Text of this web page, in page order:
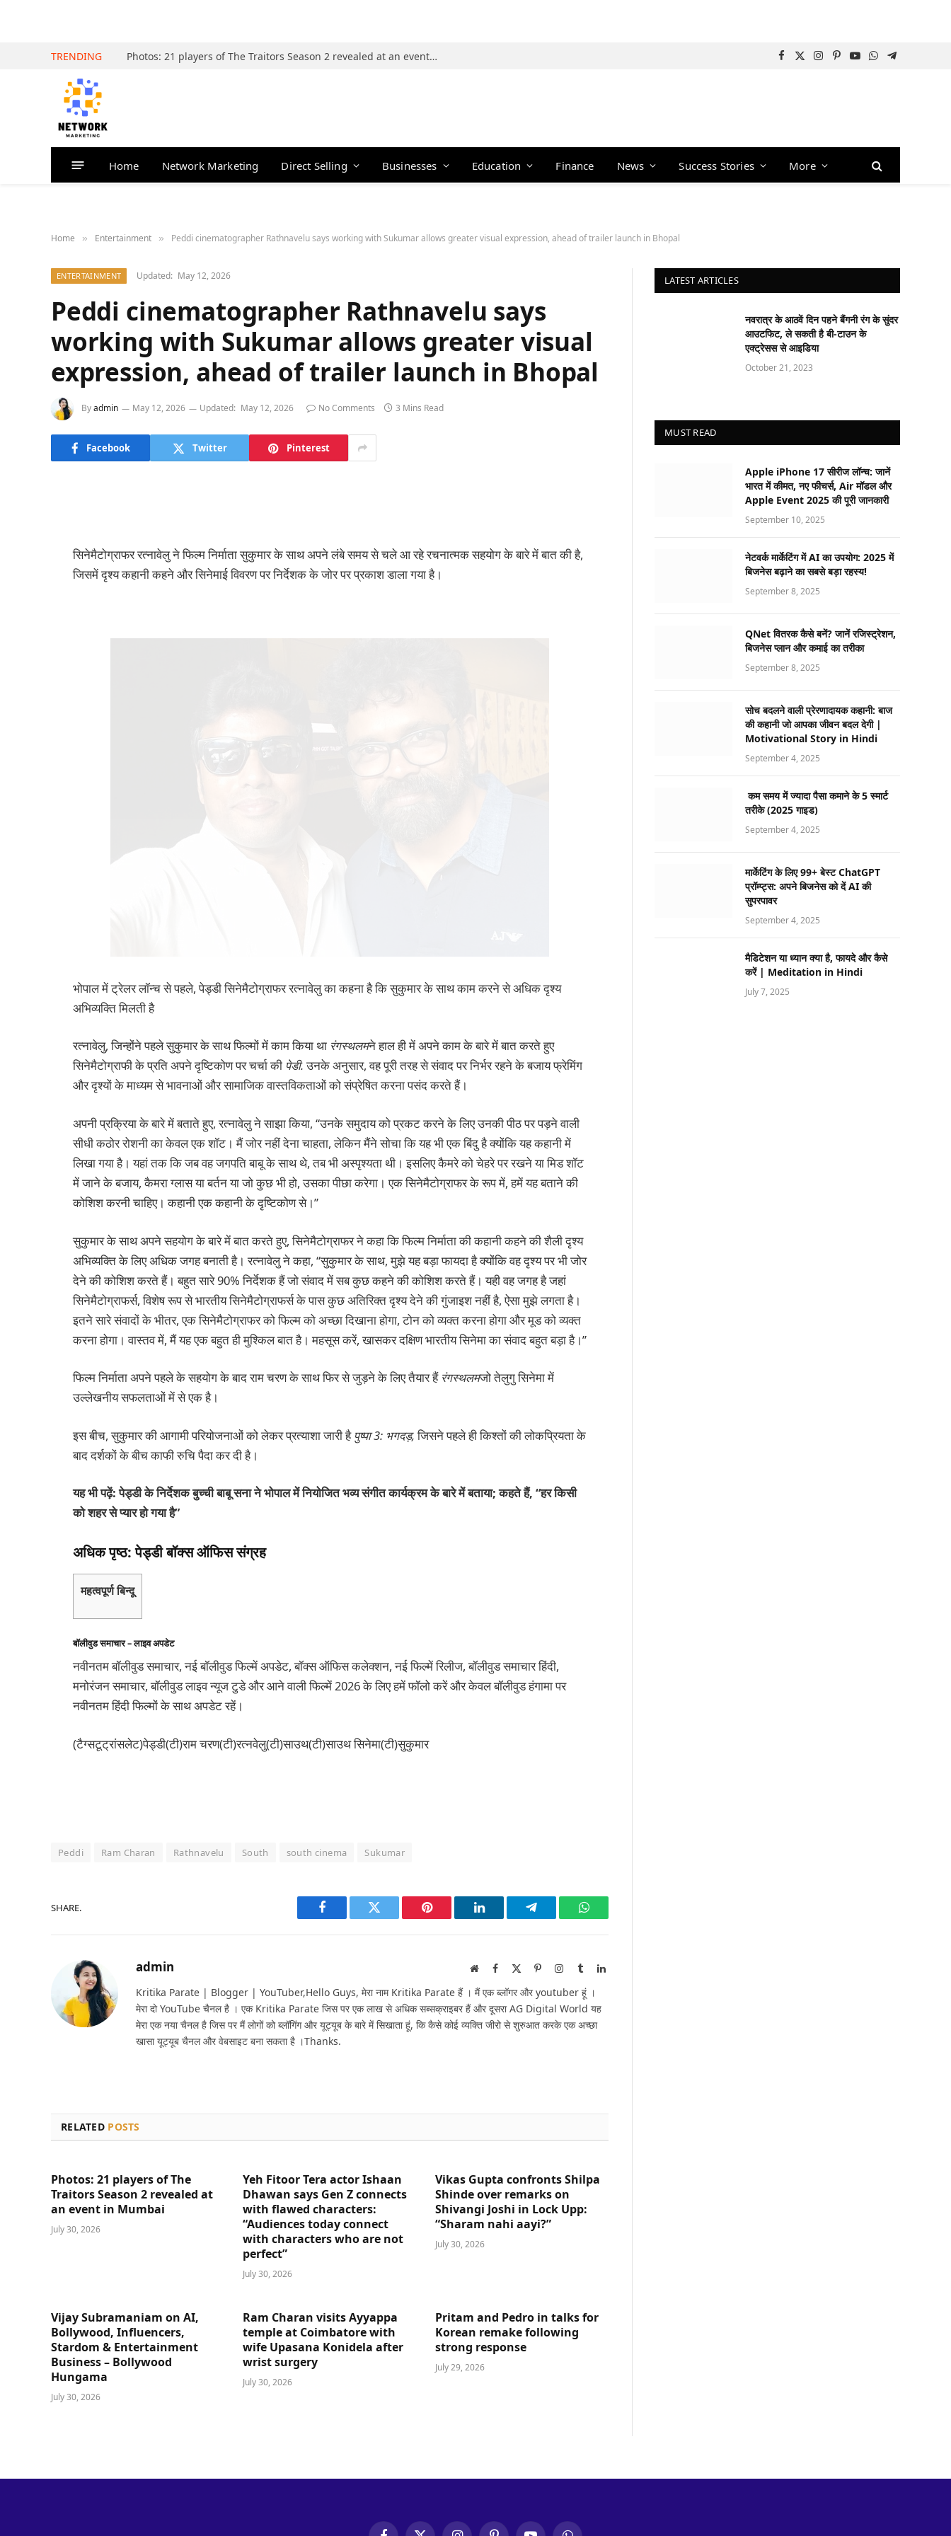
TRENDING Photos: 21 players of The Traitors Season 2 revealed at an event in Mumbai Facebook
X
Instagram
Pinterest
YouTube
WhatsApp
Telegram
Home Network Marketing Direct Selling Businesses Education Finance News Success Stories More
Home » Entertainment » Peddi cinematographer Rathnavelu says working with Sukumar allows greater visual expression, ahead of trailer launch in Bhopal
ENTERTAINMENT Updated: May 12, 2026
Peddi cinematographer Rathnavelu says
working with Sukumar allows greater visual
expression, ahead of trailer launch in Bhopal
Byadmin May 12, 2026 Updated: May 12, 2026 No Comments 3 Mins Read
Facebook Twitter Pinterest
सिनेमैटोग्राफर रत्नावेलु ने फिल्म निर्माता सुकुमार के साथ अपने लंबे समय से चले आ रहे रचनात्मक सहयोग के बारे में बात की है,
जिसमें दृश्य कहानी कहने और सिनेमाई विवरण पर निर्देशक के जोर पर प्रकाश डाला गया है।
भोपाल में ट्रेलर लॉन्च से पहले, पेड्डी सिनेमैटोग्राफर रत्नावेलु का कहना है कि सुकुमार के साथ काम करने से अधिक दृश्य
अभिव्यक्ति मिलती है
रत्नावेलु, जिन्होंने पहले सुकुमार के साथ फिल्मों में काम किया था रंगस्थलमने हाल ही में अपने काम के बारे में बात करते हुए
सिनेमैटोग्राफी के प्रति अपने दृष्टिकोण पर चर्चा की पेडी.उनके अनुसार, वह पूरी तरह से संवाद पर निर्भर रहने के बजाय फ्रेमिंग
और दृश्यों के माध्यम से भावनाओं और सामाजिक वास्तविकताओं को संप्रेषित करना पसंद करते हैं।
अपनी प्रक्रिया के बारे में बताते हुए, रत्नावेलु ने साझा किया, “उनके समुदाय को प्रकट करने के लिए उनकी पीठ पर पड़ने वाली
सीधी कठोर रोशनी का केवल एक शॉट। मैं जोर नहीं देना चाहता, लेकिन मैंने सोचा कि यह भी एक बिंदु है क्योंकि यह कहानी में
लिखा गया है। यहां तक कि जब वह जगपति बाबू के साथ थे, तब भी अस्पृश्यता थी। इसलिए कैमरे को चेहरे पर रखने या मिड शॉट
में जाने के बजाय, कैमरा ग्लास या बर्तन या जो कुछ भी हो, उसका पीछा करेगा। एक सिनेमैटोग्राफर के रूप में, हमें यह बताने की
कोशिश करनी चाहिए। कहानी एक कहानी के दृष्टिकोण से।”
सुकुमार के साथ अपने सहयोग के बारे में बात करते हुए, सिनेमैटोग्राफर ने कहा कि फिल्म निर्माता की कहानी कहने की शैली दृश्य
अभिव्यक्ति के लिए अधिक जगह बनाती है। रत्नावेलु ने कहा, “सुकुमार के साथ, मुझे यह बड़ा फायदा है क्योंकि वह दृश्य पर भी जोर
देने की कोशिश करते हैं। बहुत सारे 90% निर्देशक हैं जो संवाद में सब कुछ कहने की कोशिश करते हैं। यही वह जगह है जहां
सिनेमैटोग्राफर्स, विशेष रूप से भारतीय सिनेमैटोग्राफर्स के पास कुछ अतिरिक्त दृश्य देने की गुंजाइश नहीं है, ऐसा मुझे लगता है।
इतने सारे संवादों के भीतर, एक सिनेमैटोग्राफर को फिल्म को अच्छा दिखाना होगा, टोन को व्यक्त करना होगा और मूड को व्यक्त
करना होगा। वास्तव में, मैं यह एक बहुत ही मुश्किल बात है। महसूस करें, खासकर दक्षिण भारतीय सिनेमा का संवाद बहुत बड़ा है।”
फिल्म निर्माता अपने पहले के सहयोग के बाद राम चरण के साथ फिर से जुड़ने के लिए तैयार हैं रंगस्थलमजो तेलुगु सिनेमा में
उल्लेखनीय सफलताओं में से एक है।
इस बीच, सुकुमार की आगामी परियोजनाओं को लेकर प्रत्याशा जारी है पुष्पा 3: भगदड़,जिसने पहले ही किश्तों की लोकप्रियता के
बाद दर्शकों के बीच काफी रुचि पैदा कर दी है।
यह भी पढ़ें: पेड्डी के निर्देशक बुच्ची बाबू सना ने भोपाल में नियोजित भव्य संगीत कार्यक्रम के बारे में बताया; कहते हैं, “हर किसी
को शहर से प्यार हो गया है”
अधिक पृष्ठ: पेड्डी बॉक्स ऑफिस संग्रह
महत्वपूर्ण बिन्दू
बॉलीवुड समाचार – लाइव अपडेट
नवीनतम बॉलीवुड समाचार, नई बॉलीवुड फिल्में अपडेट, बॉक्स ऑफिस कलेक्शन, नई फिल्में रिलीज, बॉलीवुड समाचार हिंदी,
मनोरंजन समाचार, बॉलीवुड लाइव न्यूज टुडे और आने वाली फिल्में 2026 के लिए हमें फॉलो करें और केवल बॉलीवुड हंगामा पर
नवीनतम हिंदी फिल्मों के साथ अपडेट रहें।
(टैग्सटूट्रांसलेट)पेड्डी(टी)राम चरण(टी)रत्नवेलु(टी)साउथ(टी)साउथ सिनेमा(टी)सुकुमार
Peddi Ram Charan Rathnavelu South south cinema Sukumar
SHARE.
Facebook Twitter Pinterest LinkedIn Telegram WhatsApp
admin WebsiteFacebook PinterestInstagram
TumblrLinkedIn
Kritika Parate | Blogger | YouTuber,Hello Guys, मेरा नाम Kritika Parate हैं । मैं एक ब्लॉगर और youtuber हूं ।
मेरा दो YouTube चैनल है । एक Kritika Parate जिस पर एक लाख से अधिक सब्सक्राइबर हैं और दूसरा AG Digital World यह
मेरा एक नया चैनल है जिस पर मैं लोगों को ब्लॉगिंग और यूट्यूब के बारे में सिखाता हूं, कि कैसे कोई व्यक्ति जीरो से शुरुआत करके एक अच्छा
खासा यूट्यूब चैनल और वेबसाइट बना सकता है ।Thanks.
RELATED POSTS
Photos: 21 players of The
Traitors Season 2 revealed at
an event in Mumbai
July 30, 2026
Yeh Fitoor Tera actor Ishaan
Dhawan says Gen Z connects
with flawed characters:
“Audiences today connect
with characters who are not
perfect”
July 30, 2026
Vikas Gupta confronts Shilpa
Shinde over remarks on
Shivangi Joshi in Lock Upp:
“Sharam nahi aayi?”
July 30, 2026
Vijay Subramaniam on AI,
Bollywood, Influencers,
Stardom & Entertainment
Business – Bollywood
Hungama
July 30, 2026
Ram Charan visits Ayyappa
temple at Coimbatore with
wife Upasana Konidela after
wrist surgery
July 30, 2026
Pritam and Pedro in talks for
Korean remake following
strong response
July 29, 2026
LATEST ARTICLES
नवरात्र के आठवें दिन पहने बैंगनी रंग के सुंदर
आउटफिट, ले सकती है बी-टाउन के
एक्ट्रेसस से आइडिया
October 21, 2023
MUST READ
Apple iPhone 17 सीरीज लॉन्च: जानें
भारत में कीमत, नए फीचर्स, Air मॉडल और
Apple Event 2025 की पूरी जानकारी
September 10, 2025
नेटवर्क मार्केटिंग में AI का उपयोग: 2025 में
बिजनेस बढ़ाने का सबसे बड़ा रहस्य!
September 8, 2025
QNet वितरक कैसे बनें? जानें रजिस्ट्रेशन,
बिजनेस प्लान और कमाई का तरीका
September 8, 2025
सोच बदलने वाली प्रेरणादायक कहानी: बाज
की कहानी जो आपका जीवन बदल देगी |
Motivational Story in Hindi
September 4, 2025
कम समय में ज्यादा पैसा कमाने के 5 स्मार्ट
तरीके (2025 गाइड)
September 4, 2025
मार्केटिंग के लिए 99+ बेस्ट ChatGPT
प्रॉम्प्ट्स: अपने बिजनेस को दें AI की
सुपरपावर
September 4, 2025
मैडिटेशन या ध्यान क्या है, फायदे और कैसे
करें | Meditation in Hindi
July 7, 2025